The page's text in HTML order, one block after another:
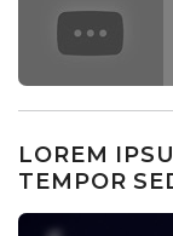
LOREM
TEMPOR